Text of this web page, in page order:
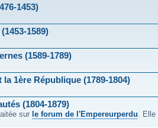
1453)
1589)
(1589-1789)
1ère République (1789-1804)
(1804-1879)
sur le forum de l'Empereurperdu. Elle